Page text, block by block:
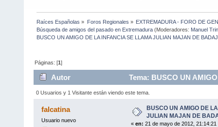
Raíces Españolas » Foros Regionales » EXTREMADURA - FORO DE
Búsqueda de amigos del pasado en Extremadura (Moderadores: Manuel
BUSCO UN AMIGO DE LA INFANCIA SE LLAMA JULIAN MAJAN DE
Páginas: [1]
Autor
Tema: BUSCO UN
(Leído 3329 veces)
0 Usuarios y 1 Visitante están viendo este tema.
falcatina
Usuario nuevo
BUSCO UN AMIGO DE
JULIAN MAJAN DE
« en: 21 de mayo de 2012, 21:14:21